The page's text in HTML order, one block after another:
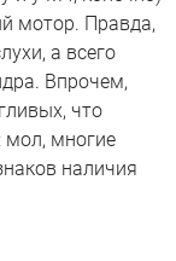
мотор. Правда,
а всего
Впрочем,
что
мол, многие
наличия